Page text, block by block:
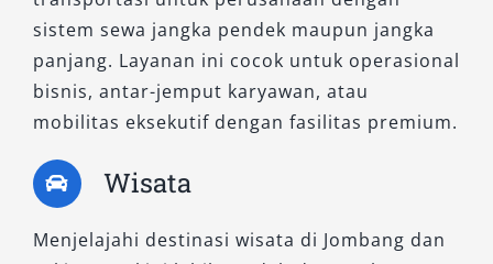
telepon
Konfirmasi jadwal dan ketersediaan
Lakukan pembayaran sesuai kesepakatan
Mobil siap digunakan
Proses ini dirancang cepat dan efisien agar
Anda bisa segera melakukan perjalanan.
Rekomendasi Penggunaan Sewa
sistem sewa jangka pendek maupun jangka
panjang. Layanan ini cocok untuk operasional
bisnis, antar-jemput karyawan, atau
mobilitas eksekutif dengan fasilitas premium.
Wisata
Menjelajahi destinasi wisata di Jombang dan